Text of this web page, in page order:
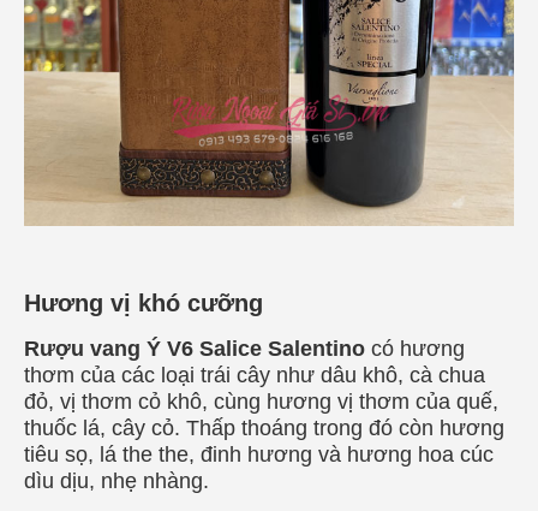
Hương vị khó cưỡng
Rượu vang Ý V6 Salice Salentino có hương
thơm của các loại trái cây như dâu khô, cà chua
đỏ, vị thơm cỏ khô, cùng hương vị thơm của quế,
thuốc lá, cây cỏ. Thấp thoáng trong đó còn hương
tiêu sọ, lá the the, đinh hương và hương hoa cúc
dìu dịu, nhẹ nhàng.